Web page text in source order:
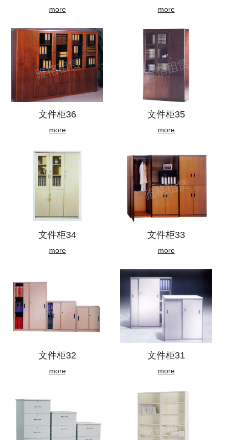
more more
文件柜36
more
文件柜35
more
文件柜34
more
文件柜33
more
文件柜32
more
文件柜31
more